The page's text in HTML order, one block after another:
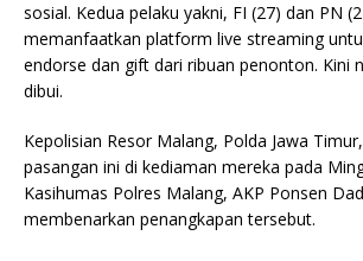
sosial. Kedua pelaku yakni, FI (27) dan PN
memanfaatkan platform live streaming
endorse dan gift dari ribuan penonton. Kini
dibui.
Kepolisian Resor Malang, Polda Jawa
pasangan ini di kediaman mereka pada
Kasihumas Polres Malang, AKP Ponsen
membenarkan penangkapan tersebut.